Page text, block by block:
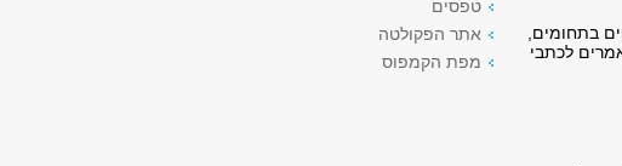
בתחומים,
לכתבי
טפסים
אתר הפקולטה
מפת הקמפוס